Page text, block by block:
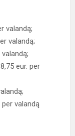
valandą;
valandą;
eur. per
valandą